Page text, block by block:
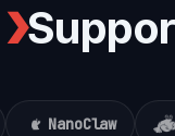
❯
NanoClaw